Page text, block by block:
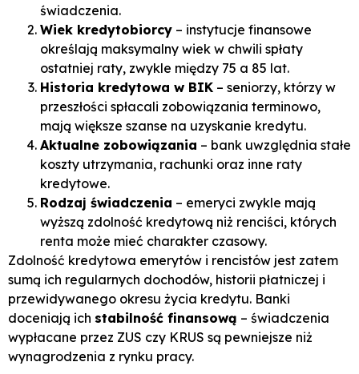
świadczenia.
Wiek kredytobiorcy – instytucje finansowe
określają maksymalny wiek w chwili spłaty
ostatniej raty, zwykle między 75 a 85 lat.
Historia kredytowa w BIK – seniorzy, którzy w
przeszłości spłacali zobowiązania terminowo,
mają większe szanse na uzyskanie kredytu.
Aktualne zobowiązania – bank uwzględnia stałe
koszty utrzymania, rachunki oraz inne raty
kredytowe.
Rodzaj świadczenia – emeryci zwykle mają
wyższą zdolność kredytową niż renciści, których
renta może mieć charakter czasowy.
Zdolność kredytowa emerytów i rencistów jest zatem
sumą ich regularnych dochodów, historii płatniczej i
przewidywanego okresu życia kredytu. Banki
doceniają ich stabilność finansową – świadczenia
wypłacane przez ZUS czy KRUS są pewniejsze niż
wynagrodzenia z rynku pracy.